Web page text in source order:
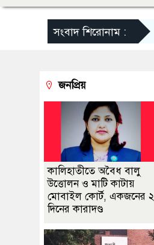
সংবাদ শিরোনাম :
জনপ্রিয়
কালিহাতীতে অবৈধ বালু
উত্তোলন ও মাটি কাটায়
মোবাইল কোর্ট, একজনের ২
দিনের কারাদণ্ড